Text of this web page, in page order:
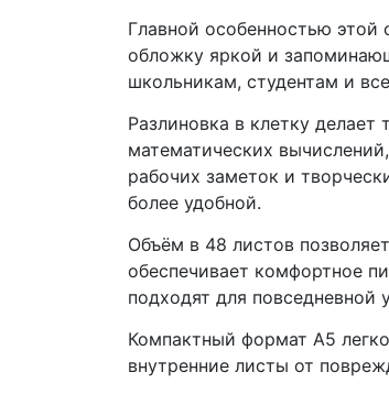
Главной особенностью этой
обложку яркой и
школьникам, студентам и
Разлиновка в клетку
математических
рабочих заметок и
более удобной.
Объём в 48 листов
обеспечивает комфортное
подходят для повседневной
Компактный формат А5
внутренние листы от